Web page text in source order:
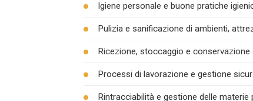
Igiene personale e buone pratiche
Pulizia e sanificazione di ambienti,
Ricezione, stoccaggio e conservazione
Processi di lavorazione e gestione
Rintracciabilità e gestione delle materie